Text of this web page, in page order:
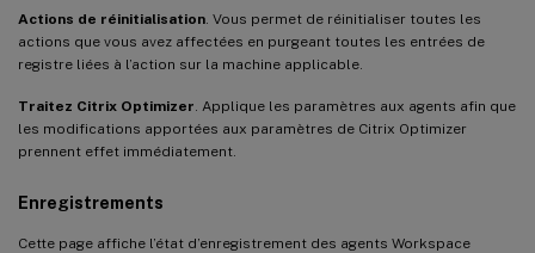
Actions de réinitialisation . Vous permet de réinitialiser toutes les
actions que vous avez affectées en purgeant toutes les entrées de
registre liées à l’action sur la machine applicable.
Traitez Citrix Optimizer . Applique les paramètres aux agents afin que
les modifications apportées aux paramètres de Citrix Optimizer
prennent effet immédiatement.
Enregistrements
Cette page affiche l’état d’enregistrement des agents Workspace